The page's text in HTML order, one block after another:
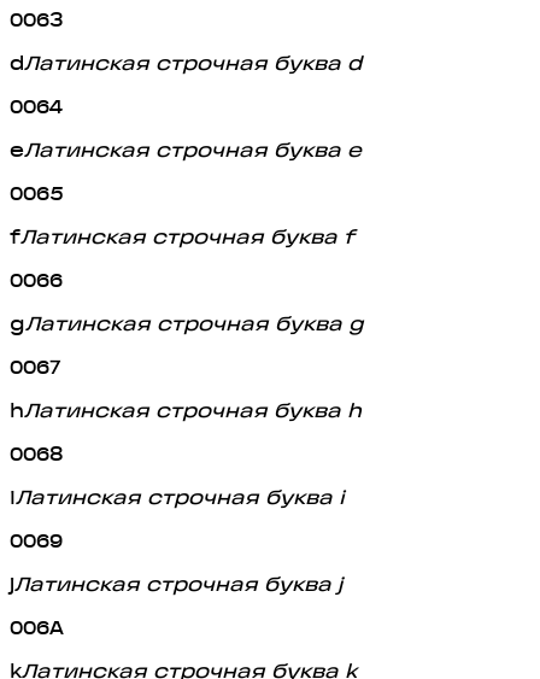
0063
dЛатинская строчная буква d
0064
eЛатинская строчная буква e
0065
fЛатинская строчная буква f
0066
gЛатинская строчная буква g
0067
hЛатинская строчная буква h
0068
iЛатинская строчная буква i
0069
jЛатинская строчная буква j
006A
kЛатинская строчная буква k